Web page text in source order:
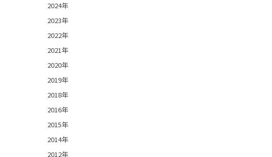
2024年
2023年
2022年
2021年
2020年
2019年
2018年
2016年
2015年
2014年
2012年